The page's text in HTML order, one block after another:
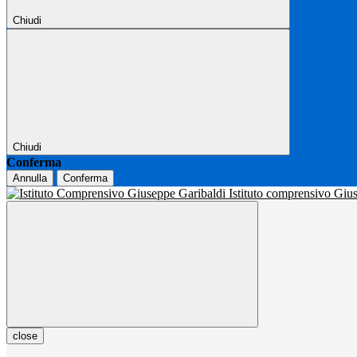
Chiudi
Chiudi
Conferma
Annulla Conferma
Istituto comprensivo
close